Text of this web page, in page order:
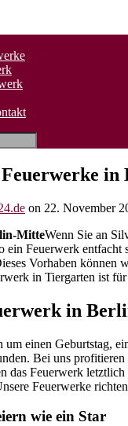
Feuerwerke
on 22. November
Wenn Sie an
ein Feuerwerk
Vorhaben
in Tiergarten ist
in
um einen Geburtstag,
Bei uns
das Feuerwerk
Feuerwerke
wie ein Star